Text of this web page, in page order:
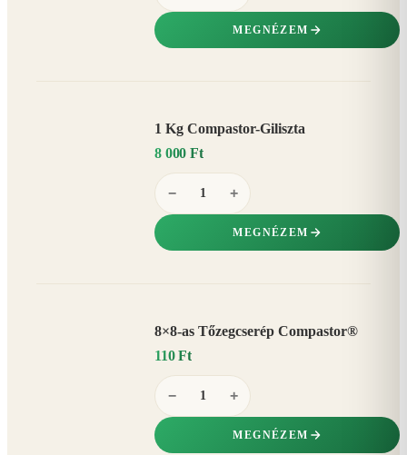
MEGNÉZEM
1 Kg Compastor-Giliszta
8 000 Ft
− +
MEGNÉZEM
8×8-as Tőzegcserép Compastor®
110 Ft
− +
MEGNÉZEM